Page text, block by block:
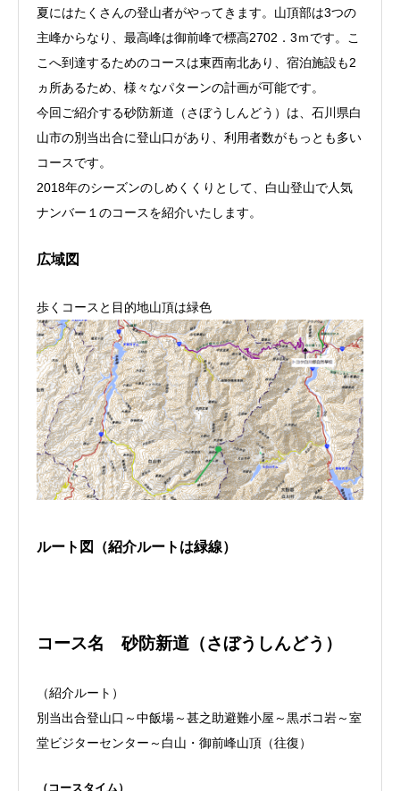
夏にはたくさんの登山者がやってきます。山頂部は3つの
主峰からなり、最高峰は御前峰で標高2702．3ｍです。こ
こへ到達するためのコースは東西南北あり、宿泊施設も2
ヵ所あるため、様々なパターンの計画が可能です。
今回ご紹介する砂防新道（さぼうしんどう）は、石川県白
山市の別当出合に登山口があり、利用者数がもっとも多い
コースです。
2018年のシーズンのしめくくりとして、白山登山で人気
ナンバー１のコースを紹介いたします。
広域図
歩くコースと目的地山頂は緑色
ルート図（紹介ルートは緑線）
コース名 砂防新道（さぼうしんどう）
（紹介ルート）
別当出合登山口～中飯場～甚之助避難小屋～黒ボコ岩～室
堂ビジターセンター～白山・御前峰山頂（往復）
（コースタイム）